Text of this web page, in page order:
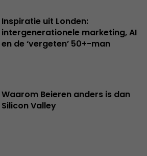
Inspiratie uit Londen:
intergenerationele marketing, AI
en de ‘vergeten’ 50+-man
Waarom Beieren anders is dan
Silicon Valley